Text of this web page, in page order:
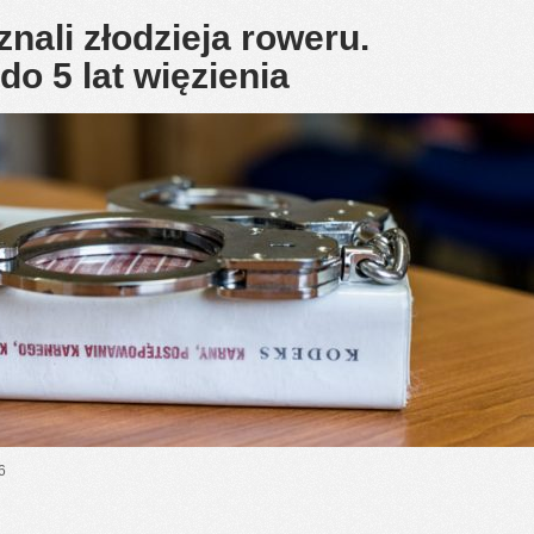
złodzieja roweru.
5 lat więzienia